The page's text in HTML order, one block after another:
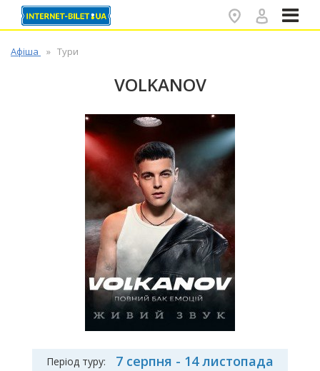
Афіша Тури
VOLKANOV
Період туру: 7 серпня - 14 листопада